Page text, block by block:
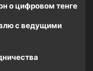
о цифровом тенге
с ведущими